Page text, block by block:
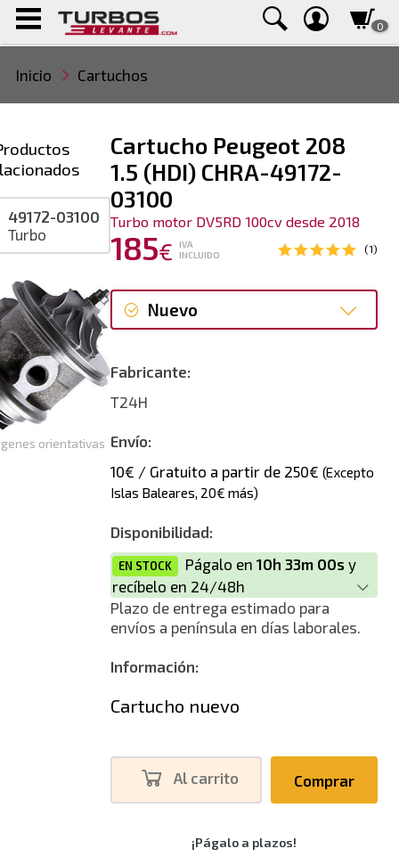
0
Inicio Cartuchos
Cartucho Peugeot 208
1.5 (HDI) CHRA-49172-
03100
Turbo motor DV5RD 100cv desde 2018
185€
IVA
INCLUIDO
(1)
Nuevo
Fabricante:
T24H
Envío:
10€ / Gratuito a partir de 250€ (Excepto
Islas Baleares, 20€ más)
Disponibilidad:
EN STOCK Págalo en 10h 32m 59s y
recíbelo en 24/48h
Plazo de entrega estimado para
envíos a península en días laborales.
Información:
Cartucho nuevo
Al carrito Comprar
orientativas
49172-03100
Turbo